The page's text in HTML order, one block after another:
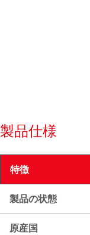
製品仕様
特徴
製品の状態
原産国